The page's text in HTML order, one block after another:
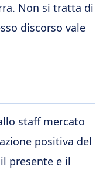
Non si tratta di
discorso vale
staff mercato
positiva del
presente e il